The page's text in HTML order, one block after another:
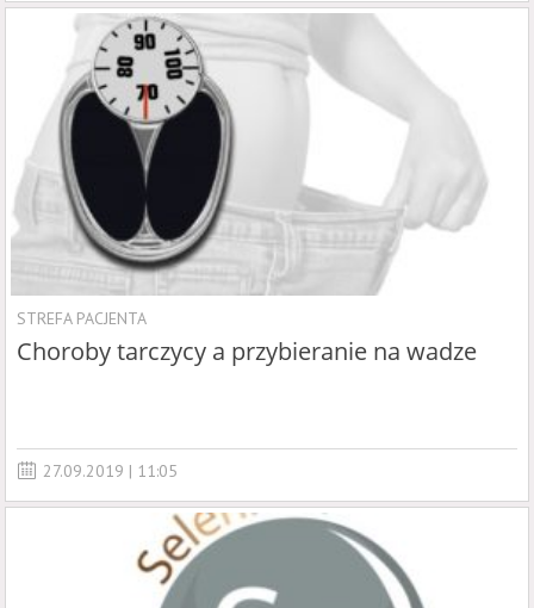
STREFA PACJENTA
Choroby tarczycy a przybieranie na wadze
27.09.2019 | 11:05